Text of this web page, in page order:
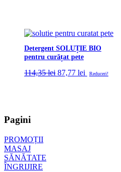
Detergent SOLUȚIE BIO
pentru curățat pete
114,35lei Prețul
87,77 lei Prețul
Reduceri!
Pagini
PROMOȚII
MASAJ
SĂNĂTATE
ÎNGRIJIRE